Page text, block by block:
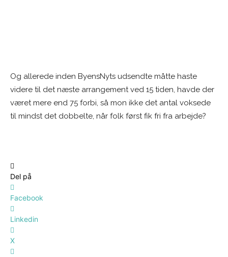
Og allerede inden ByensNyts udsendte måtte haste
videre til det næste arrangement ved 15 tiden, havde der
været mere end 75 forbi, så mon ikke det antal voksede
til mindst det dobbelte, når folk først fik fri fra arbejde?
Del på
Facebook
Linkedin
X